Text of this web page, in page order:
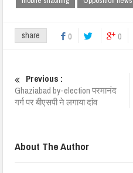
share 0 0
Previous :
Ghaziabad by-election परमानंद
गर्ग पर बीएसपी ने लगाया दांव
About The Author